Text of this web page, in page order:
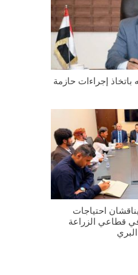
باتخاذ إجراءات حازمة
احتياجات
قطاعي الزراعة